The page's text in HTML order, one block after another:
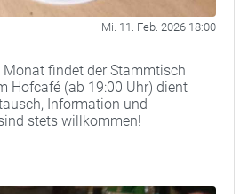
Mi. 11. Feb. 2026 18:00
findet der Stammtisch
Hofcafé (ab 19:00 Uhr) dient
Information und
stets willkommen!